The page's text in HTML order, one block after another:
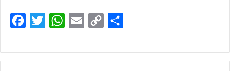
c
i
W
a
a
p
a